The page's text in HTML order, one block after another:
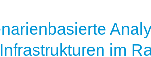
im